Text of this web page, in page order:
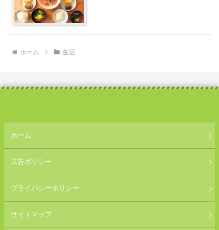
ホーム 生活
ホーム
広告ポリシー
プライバシーポリシー
サイトマップ